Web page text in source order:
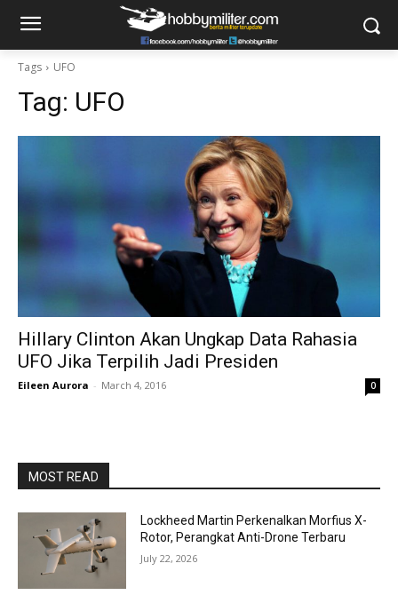
Tags UFO
Tag: UFO
Hillary Clinton Akan Ungkap Data Rahasia
UFO Jika Terpilih Jadi Presiden
Eileen Aurora - March 4, 2016 0
MOST READ
Lockheed Martin Perkenalkan Morfius X-
Rotor, Perangkat Anti-Drone Terbaru
July 22, 2026